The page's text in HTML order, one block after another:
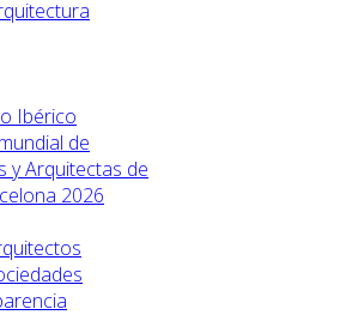
Ibérico
de
y Arquitectas de
2026